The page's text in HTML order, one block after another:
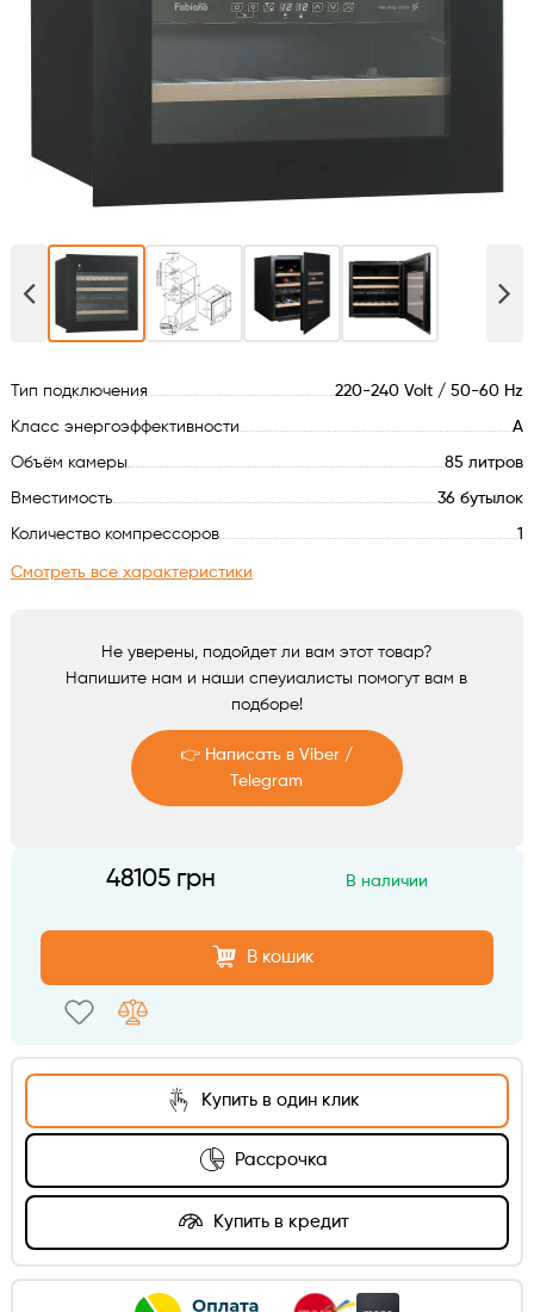
Микроволновые печи
Посудомойки
Стиральные машины
Холодильное оборудование
Аксессуары
Тип подключения 220-240 Volt / 50-60 Hz
Класс энергоэффективности А
Объём камеры 85 литров
Вместимость 36 бутылок
Количество компрессоров 1
Смотреть все характеристики
Не уверены, подойдет ли вам этот товар?
Напишите нам и наши спеуиалисты помогут вам в
подборе!
👉 Написать в Viber /
Telegram
48105 грн В наличии
В кошик
Купить в один клик
Рассрочка
Купить в кредит